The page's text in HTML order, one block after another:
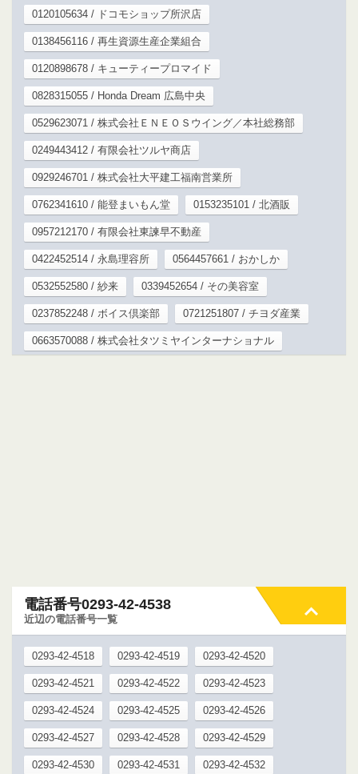
0120105634 / ドコモショップ所沢店
0138456116 / 再生資源生産企業組合
0120898678 / キューティープロマイド
0828315055 / Honda Dream 広島中央
0529623071 / 株式会社ＥＮＥＯＳウイング／本社総務部
0249443412 / 有限会社ツルヤ商店
0929246701 / 株式会社大平建工福南営業所
0762341610 / 能登まいもん堂 0153235101 / 北酒販
0957212170 / 有限会社東諫早不動産
0422452514 / 永島理容所 0564457661 / おかしか
0532552580 / 紗来 0339452654 / その美容室
0237852248 / ボイス倶楽部 0721251807 / チヨダ産業
0663570088 / 株式会社タツミヤインターナショナル
電話番号0293-42-4538
近辺の電話番号一覧
0293-42-4518 0293-42-4519 0293-42-4520
0293-42-4521 0293-42-4522 0293-42-4523
0293-42-4524 0293-42-4525 0293-42-4526
0293-42-4527 0293-42-4528 0293-42-4529
0293-42-4530 0293-42-4531 0293-42-4532